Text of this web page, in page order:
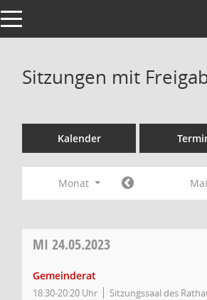
Toggle navigation
Sitzungen mit
Kalender
Monat Mai
MI 24.05.2023
Gemeinderat
18:30-20:20 Uhr Sitzungssaal des